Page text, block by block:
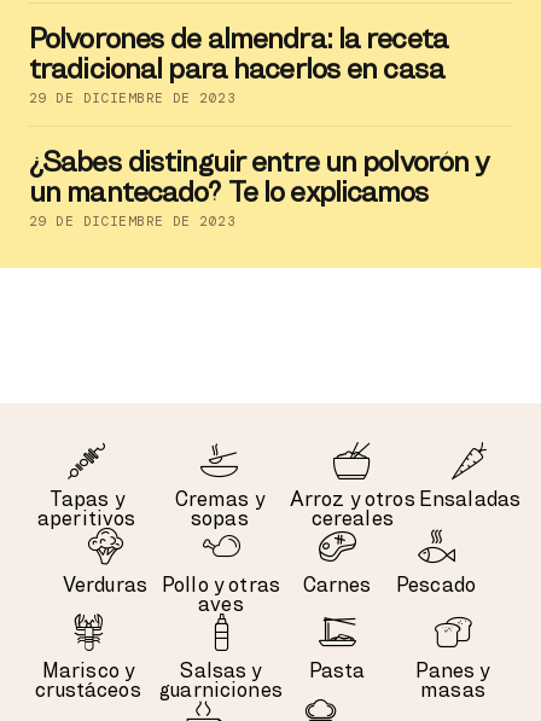
Polvorones de almendra: la receta
tradicional para hacerlos en casa
29 DE DICIEMBRE DE 2023
¿Sabes distinguir entre un polvorón y
un mantecado? Te lo explicamos
29 DE DICIEMBRE DE 2023
Tapas y
aperitivos
Cremas y
sopas
Arroz y otros
cereales
Ensaladas
Verduras
Pollo y otras
aves
Carnes Pescado
Marisco y
crustáceos
Salsas y
guarniciones
Pasta
Panes y
masas